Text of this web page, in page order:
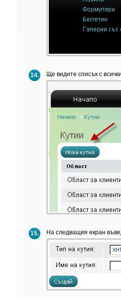
14. Ще видите списък с
15. На следващия екран